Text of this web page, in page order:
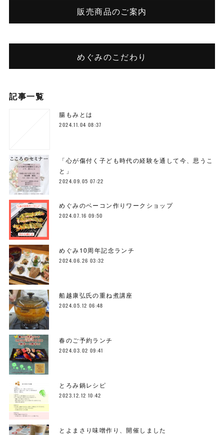
販売商品のご案内
めぐみのこだわり
記事一覧
腸もみとは
2024.11.04 08:37
「心が傷付く子ども時代の経験を通して今、思うこ
と」
2024.09.05 07:22
めぐみのベーコン作りワークショップ
2024.07.16 09:50
めぐみ10周年記念ランチ
2024.06.26 03:32
船越康弘氏の重ね煮講座
2024.05.12 06:48
春のご予約ランチ
2024.03.02 09:41
とろみ鍋レシピ
2023.12.12 10:42
とよまさり味噌作り、開催しました